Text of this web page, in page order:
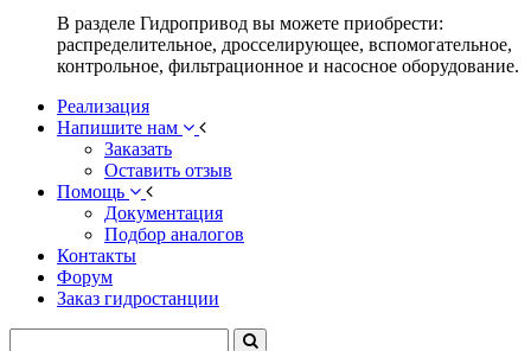
В разделе Гидропривод вы можете приобрести:
распределительное, дросселирующее, вспомогательное,
контрольное, фильтрационное и насосное оборудование.
Реализация
Напишите нам
Заказать
Оставить отзыв
Помощь
Документация
Подбор аналогов
Контакты
Форум
Заказ гидростанции